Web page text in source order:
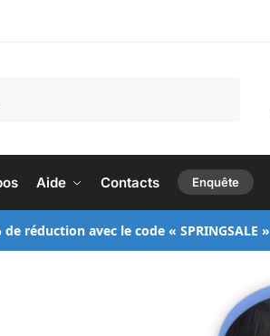
Aide Contacts Enquête
réduction avec le code « SPRINGSALE »